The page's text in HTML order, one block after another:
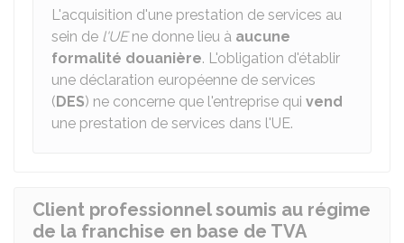
L'acquisition d'une prestation de services au
sein de l'UEne donne lieu à aucune
formalité douanière. L'obligation d'établir
une déclaration européenne de services
(DES) ne concerne que l'entreprise qui vend
une prestation de services dans l'UE.
Client professionnel soumis au régime
de la franchise en base de TVA